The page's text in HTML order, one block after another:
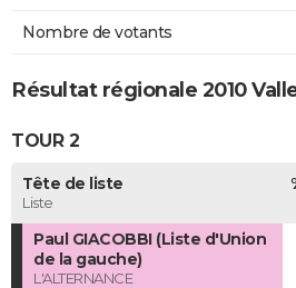
Nombre de votants
Résultat régionale 2010
TOUR 2
Tête de liste
Liste
Paul GIACOBBI (Liste d'Union
de la gauche)
L'ALTERNANCE